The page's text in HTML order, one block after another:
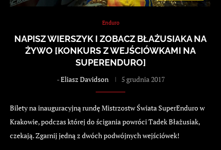
Enduro
NAPISZ WIERSZYK I ZOBACZ BŁAŻUSIAKA NA
ŻYWO [KONKURS Z WEJŚCIÓWKAMI NA
SUPERENDURO]
-Eliasz Davidson 5 grudnia 2017
Bilety na inauguracyjną rundę Mistrzostw Świata SuperEnduro w
Krakowie, podczas której do ścigania powróci Tadek Błażusiak,
czekają. Zgarnij jedną z dwóch podwójnych wejściówek!